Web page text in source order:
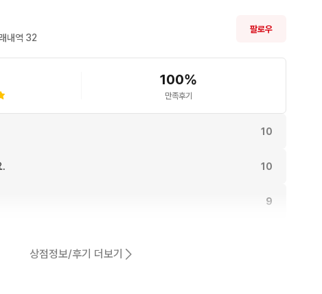
내역 32
팔로우
100%
만족후기
10
. 10
9
상점정보/후기 더보기